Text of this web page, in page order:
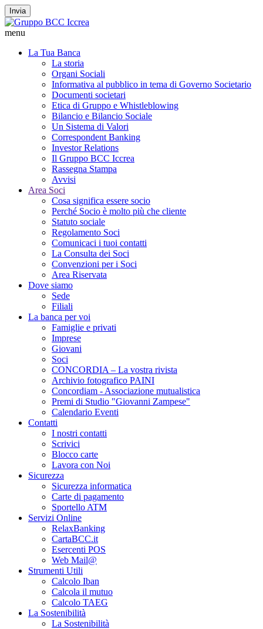
Invia
menu
La Tua Banca
La storia
Organi Sociali
Informativa al pubblico in tema di Governo Societario
Documenti societari
Etica di Gruppo e Whistleblowing
Bilancio e Bilancio Sociale
Un Sistema di Valori
Correspondent Banking
Investor Relations
Il Gruppo BCC Iccrea
Rassegna Stampa
Avvisi
Area Soci
Cosa significa essere socio
Perché Socio è molto più che cliente
Statuto sociale
Regolamento Soci
Comunicaci i tuoi contatti
La Consulta dei Soci
Convenzioni per i Soci
Area Riservata
Dove siamo
Sede
Filiali
La banca per voi
Famiglie e privati
Imprese
Giovani
Soci
CONCORDIA – La vostra rivista
Archivio fotografico PAINI
Concordiam - Associazione mutualistica
Premi di Studio "Giovanni Zampese"
Calendario Eventi
Contatti
I nostri contatti
Scrivici
Blocco carte
Lavora con Noi
Sicurezza
Sicurezza informatica
Carte di pagamento
Sportello ATM
Servizi Online
RelaxBanking
CartaBCC.it
Esercenti POS
Web Mail@
Strumenti Utili
Calcolo Iban
Calcola il mutuo
Calcolo TAEG
La Sostenibilità
La Sostenibilità